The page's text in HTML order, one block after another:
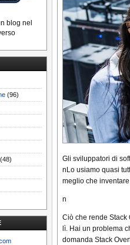
blog nel
(96)
(48)
Gli sviluppatori di
nLo usiamo quasi
meglio che
n
Ciò che rende Stack
lì. Hai un problema
domanda Stack